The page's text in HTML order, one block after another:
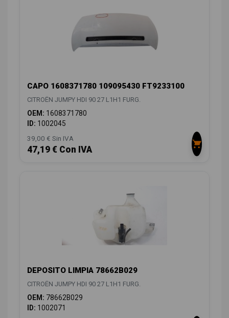
CAPO 1608371780 109095430 FT9233100
CITROËN JUMPY HDI 90 27 L1H1 FURG.
OEM: 1608371780
ID: 1002045
39,00 € Sin IVA
47,19 € Con IVA
DEPOSITO LIMPIA 78662B029
CITROËN JUMPY HDI 90 27 L1H1 FURG.
OEM: 78662B029
ID: 1002071